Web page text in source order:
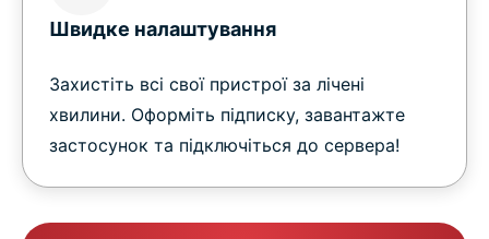
Швидке налаштування
Захистіть всі свої пристрої за лічені
хвилини. Оформіть підписку, завантажте
застосунок та підключіться до сервера!